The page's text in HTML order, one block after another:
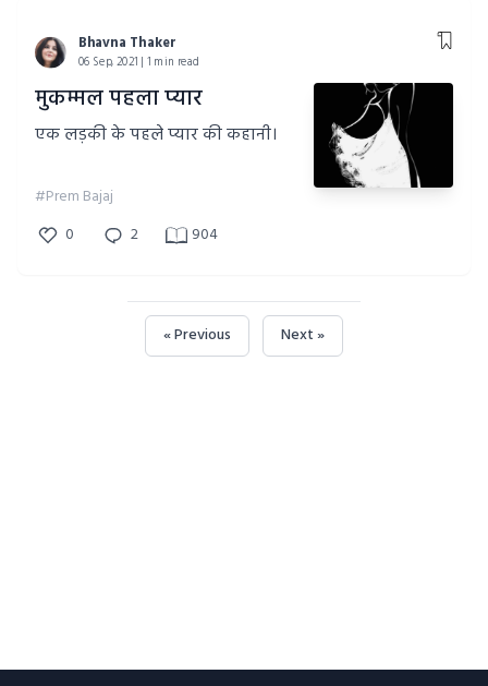
Bhavna Thaker
06 Sep, 2021 | 1 min read
मुकम्मल पहला प्यार
एक लड़की के पहले प्यार की कहानी।
#Prem Bajaj
0
2 904
« Previous Next »